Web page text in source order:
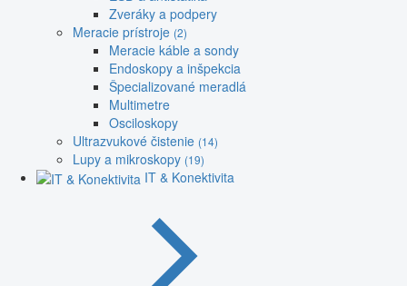
Zveráky a podpery
Meracie prístroje (2)
Meracie káble a sondy
Endoskopy a inšpekcia
Špecializované meradlá
Multimetre
Osciloskopy
Ultrazvukové čistenie (14)
Lupy a mikroskopy (19)
IT & Konektivita